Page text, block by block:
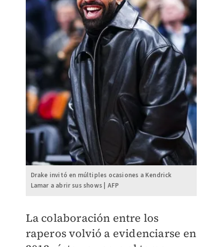
Drake invitó en múltiples ocasiones a Kendrick
Lamar a abrir sus shows | AFP
La colaboración entre los
raperos volvió a evidenciarse en